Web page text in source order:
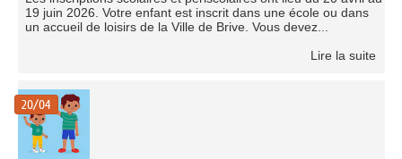
19 juin 2026. Votre enfant est inscrit dans une école ou dans
un accueil de loisirs de la Ville de Brive. Vous devez...
Lire la suite
20/04